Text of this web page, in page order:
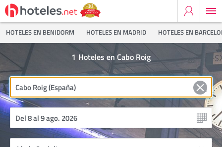
HOTELES EN BENIDORM HOTELES EN MADRID HOTELES EN
Hoteles en Cabo Roig
1